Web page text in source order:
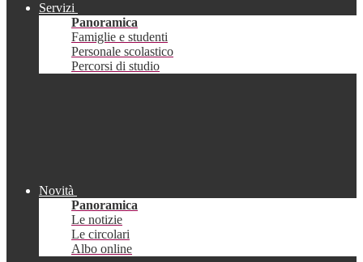
Servizi
Panoramica
Famiglie e studenti
Personale scolastico
Percorsi di studio
Novità
Panoramica
Le notizie
Le circolari
Albo online